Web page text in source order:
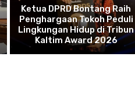
Ketua DPRD Bontang Raih
Penghargaan Tokoh Peduli
Lingkungan Hidup di Tribun
Kaltim Award 2026